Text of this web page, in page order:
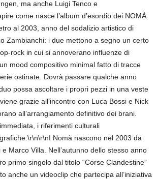
ma anche Luigi Tenco e
come nasce l’album d’esordio dei NOMÀ
al 2003, anno del sodalizio artistico di
Zambianchi: i due mettono a segno un certo
rock in cui si annoverano influenze di
mood compositivo minimal fatto di tracce
ostinate. Dovrà passare qualche anno
possa ascoltare i propri pezzi in una veste
grazie all’incontro con Luca Bossi e Nick
all’arrangiamento definitivo dei brani.
i riferimenti culturali
Nomà nascono nel 2003 da
Marco Villa. Nell’autunno dello stesso anno
primo singolo dal titolo “Corse Clandestine”
anche un videoclip che partecipa all’iniziativa